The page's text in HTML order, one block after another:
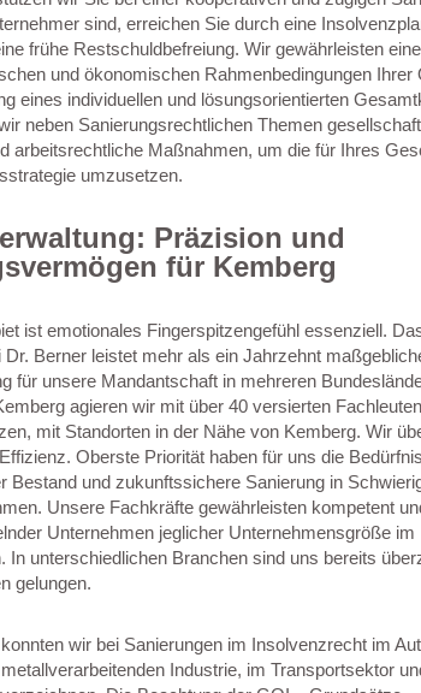
sind, erreichen Sie durch eine
frühe Restschuldbefreiung. Wir gewährleisten
und ökonomischen Rahmenbedingungen Ihrer
eines individuellen und lösungsorientierten
neben Sanierungsrechtlichen Themen
arbeitsrechtliche Maßnahmen, um die für Ihres
umzusetzen.
Präzision und
für Kemberg
ist emotionales Fingerspitzengefühl essenziell.
Dr. Berner leistet mehr als ein Jahrzehnt
für unsere Mandantschaft in mehreren
agieren wir mit über 40 versierten
mit Standorten in der Nähe von Kemberg. Wir
Oberste Priorität haben für uns die
Bestand und zukunftssichere Sanierung in
Unsere Fachkräfte gewährleisten kompetent
Unternehmen jeglicher Unternehmensgröße im
In unterschiedlichen Branchen sind uns bereits
gelungen.
wir bei Sanierungen im Insolvenzrecht im
Industrie, im Transportsektor